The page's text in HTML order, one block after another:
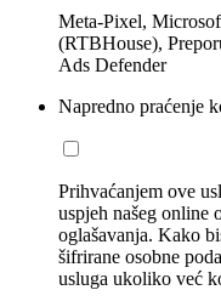
Meta-Pixel,
(RTBHouse),
Ads Defender
Napredno praćenje
Prihvaćanjem ove
uspjeh našeg online
oglašavanja. Kako
šifrirane osobne
usluga ukoliko već